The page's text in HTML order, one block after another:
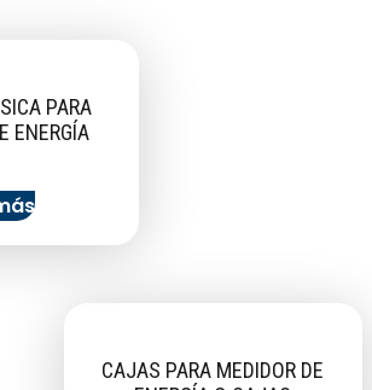
PARA
ENERGÍA
CAJAS PARA MEDIDOR DE